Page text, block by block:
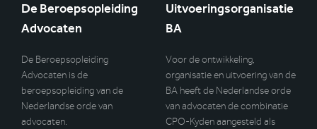
De Beroepsopleiding
Advocaten
De Beroepsopleiding
Advocaten is de
beroepsopleiding van de
Nederlandse orde van
advocaten.
Uitvoeringsorganisatie
BA
Voor de ontwikkeling,
organisatie en uitvoering van de
BA heeft de Nederlandse orde
van advocaten de combinatie
CPO-Kyden aangesteld als